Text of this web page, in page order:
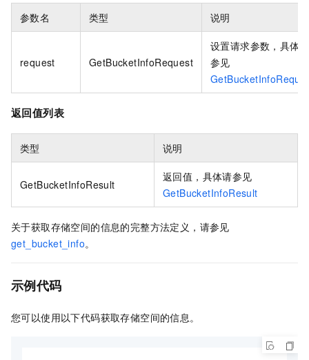
参数名 类型 说明
request GetBucketInfoRequest
设置请求参数，具体请
参见
返回值列表
类型 说明
GetBucketInfoResult
返回值，具体请参见
GetBucketInfoResult
关于获取存储空间的信息的完整方法定义，请参见
get_bucket_info。
示例代码
您可以使用以下代码获取存储空间的信息。